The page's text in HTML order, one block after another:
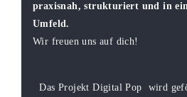
praxisnah, strukturiert und in
Umfeld.
Wir freuen uns auf dich!
Das Projekt Digital Pop wird